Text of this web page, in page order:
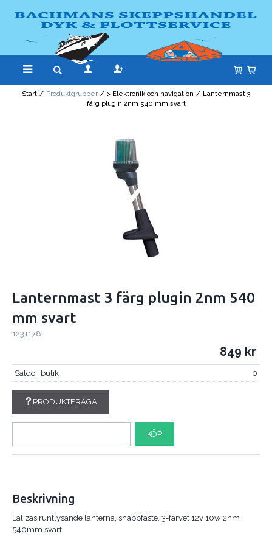
Start / Produktgrupper / > Elektronik och navigation / Lanternmast 3
färg plugin 2nm 540 mm svart
Lanternmast 3 färg plugin 2nm 540
mm svart
1231178
849
Saldo i butik 0
PRODUKTFRÅGA
KÖP
Beskrivning
Lalizas runtlysande lanterna, snabbfäste. 3-farvet 12v 10w 2nm
540mm svart